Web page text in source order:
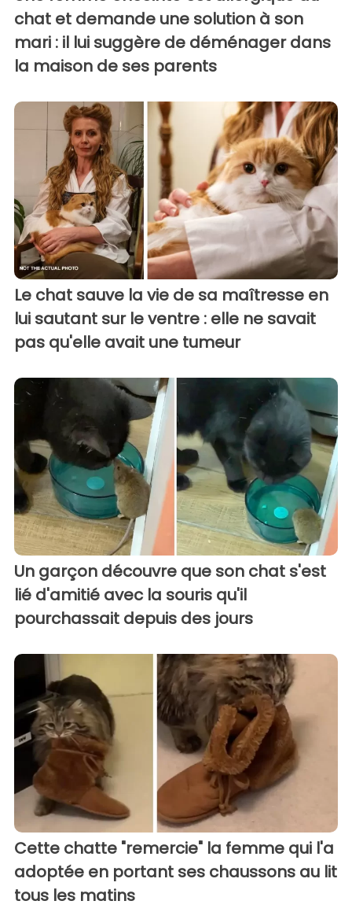
chat et demande une solution à son
mari : il lui suggère de déménager dans
la maison de ses parents
Le chat sauve la vie de sa maîtresse en
lui sautant sur le ventre : elle ne savait
pas qu'elle avait une tumeur
Un garçon découvre que son chat s'est
lié d'amitié avec la souris qu'il
pourchassait depuis des jours
Cette chatte "remercie" la femme qui l'a
adoptée en portant ses chaussons au lit
tous les matins